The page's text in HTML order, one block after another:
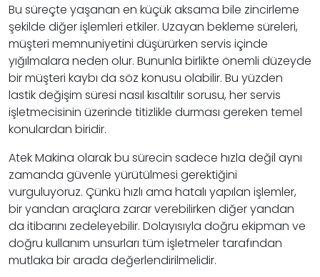
Bu süreçte yaşanan en küçük aksama bile zincirleme
şekilde diğer işlemleri etkiler. Uzayan bekleme süreleri,
müşteri memnuniyetini düşürürken servis içinde
yığılmalara neden olur. Bununla birlikte önemli düzeyde
bir müşteri kaybı da söz konusu olabilir. Bu yüzden
lastik değişim süresi nasıl kısaltılır sorusu, her servis
işletmecisinin üzerinde titizlikle durması gereken temel
konulardan biridir.
Atek Makina olarak bu sürecin sadece hızla değil aynı
zamanda güvenle yürütülmesi gerektiğini
vurguluyoruz. Çünkü hızlı ama hatalı yapılan işlemler,
bir yandan araçlara zarar verebilirken diğer yandan
da itibarını zedeleyebilir. Dolayısıyla doğru ekipman ve
doğru kullanım unsurları tüm işletmeler tarafından
mutlaka bir arada değerlendirilmelidir.